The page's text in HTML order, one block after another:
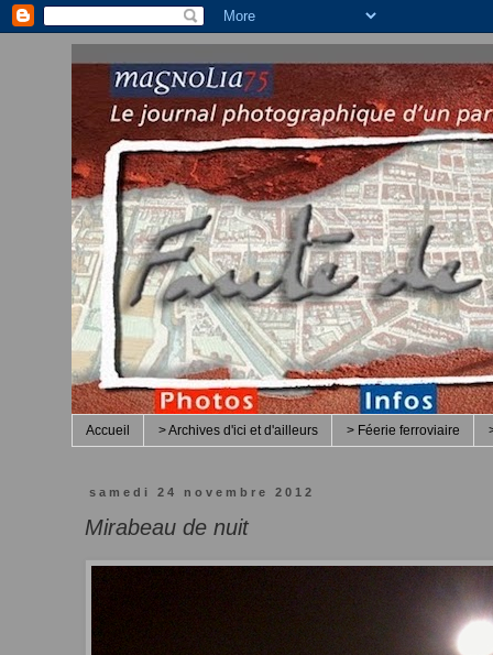
Accueil > Archives d'ici et d'ailleurs > Féerie ferroviaire
samedi 24 novembre 2012
Mirabeau de nuit